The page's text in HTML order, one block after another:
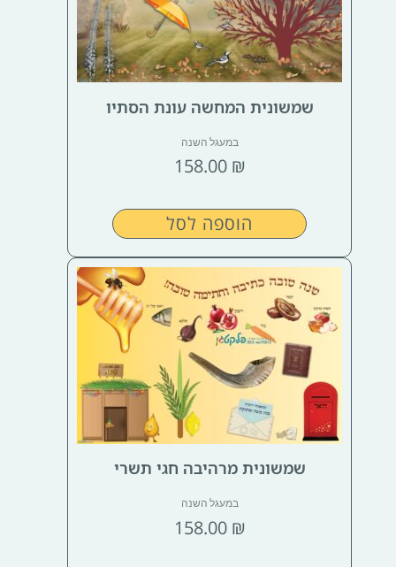
שמשונית המחשה עונת הסתיו
במעגל השנה
158.00 ₪
הוספה לסל
שמשונית מרהיבה חגי תשרי
במעגל השנה
158.00 ₪